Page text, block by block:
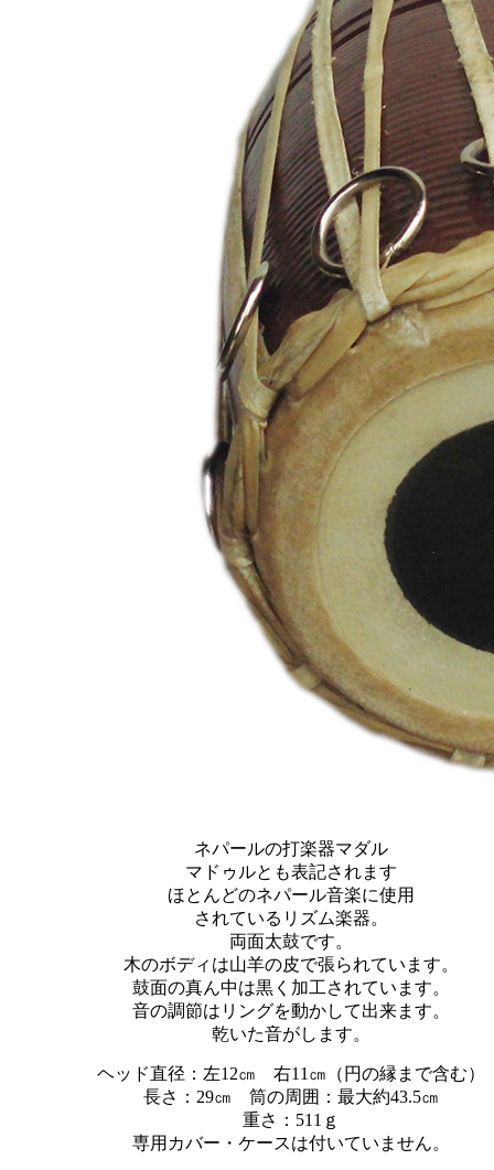
ネパールの打楽器マダル
マドゥルとも表記されます
ほとんどのネパール音楽に使用
されているリズム楽器。
両面太鼓です。
木のボディは山羊の皮で張られています。
鼓面の真ん中は黒く加工されています。
音の調節はリングを動かして出来ます。
乾いた音がします。
ヘッド直径：左12㎝ 右11㎝（円の縁まで含む）
長さ：29㎝ 筒の周囲：最大約43.5㎝
重さ：511ｇ
専用カバー・ケースは付いていません。